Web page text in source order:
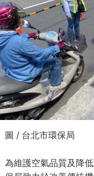
圖 / 台北市環保局
為維護空氣品質及降